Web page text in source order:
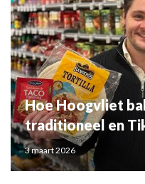
Hoe Hoogvliet
traditioneel en
3 maart 2026